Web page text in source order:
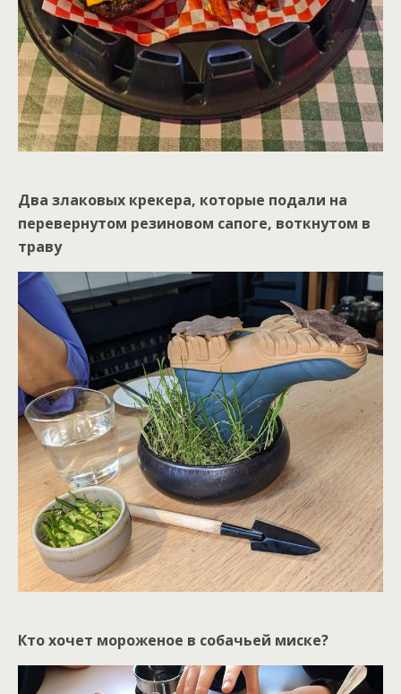
Два злаковых крекера, которые подали на
перевернутом резиновом сапоге, воткнутом в
траву
Кто хочет мороженое в собачьей миске?